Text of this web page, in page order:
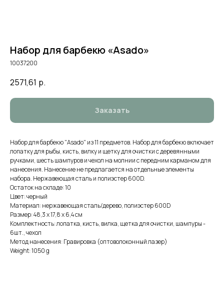
Набор для барбекю «Asado»
10037200
2571,61 р.
Заказать
Набор для барбекю "Asado" из 11 предметов. Набор для барбекю включает
лопатку для рыбы, кисть, вилку и щетку для очистки с деревянными
ручками, шесть шампуров и чехол на молнии с передним карманом для
нанесения. Нанесение не предлагается на отдельные элементы
набора. Нержавеющая сталь и полиэстер 600D.
Остаток на складе: 10
Цвет: черный
Материал: нержавеющая сталь/дерево, полиэстер 600D
Размер: 48,3 х 17,8 х 6,4 см
Комплектность: лопатка, кисть, вилка, щетка для очистки, шампуры -
6шт., чехол
Метод нанесения: Гравировка (оптоволоконный лазер)
Weight: 1050 g